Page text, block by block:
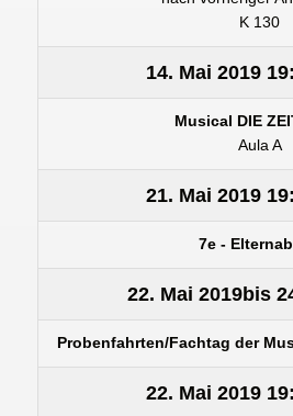
K 130
14. Mai 2019
Musical DIE
Aula A
21. Mai 2019
7e -
22. Mai 2019bis
Probenfahrten/Fachtag der
22. Mai 2019